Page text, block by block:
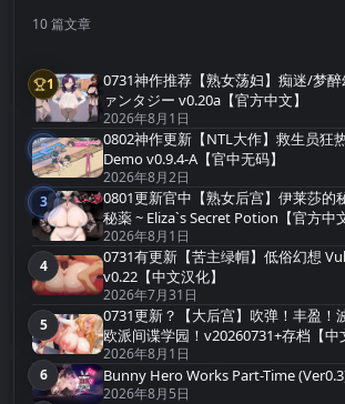
10 篇文章
第1名
1
0731神作推荐【熟女荡妇】痴迷/梦
ァンタジー v0.20a【官方中文】
2026年8月1日
第2名
2
0802神作更新【NTL大作】救生员狂
Demo v0.9.4-A【官中无码】
2026年8月2日
第3名
3
0801更新官中【熟女后宫】伊莱莎的
秘薬 ~ Eliza`s Secret Potion【官方中
2026年8月1日
第4名
4
0731有更新【苦主绿帽】低俗幻想
v0.22【中文汉化】
2026年7月31日
第5名
5
0731更新？【大后宫】吹弹！丰盈！
欧派间谍学园！v20260731+存档【中
2026年8月1日
第6名
6 Bunny Hero Works Part-Time
2026年8月5日